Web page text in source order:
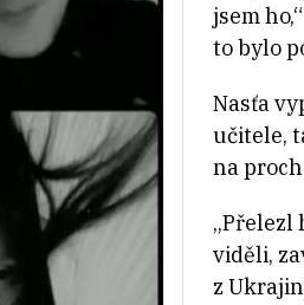
jsem
to bylo
Nasťa
učitele,
na
„Přelezl
viděli,
z